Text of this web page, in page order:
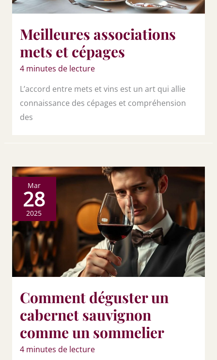
Meilleures associations
mets et cépages
4 minutes de lecture
L’accord entre mets et vins est un art qui allie
connaissance des cépages et compréhension
des
Mar
28
2025
Comment déguster un
cabernet sauvignon
comme un sommelier
4 minutes de lecture